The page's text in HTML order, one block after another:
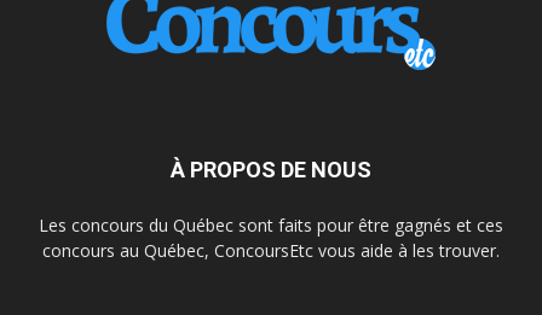
À PROPOS DE NOUS
Les concours du Québec sont faits pour être gagnés et ces
concours au Québec, ConcoursEtc vous aide à les trouver.